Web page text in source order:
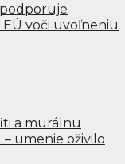
podporuje
voči uvoľneniu
a murálnu
umenie oživilo